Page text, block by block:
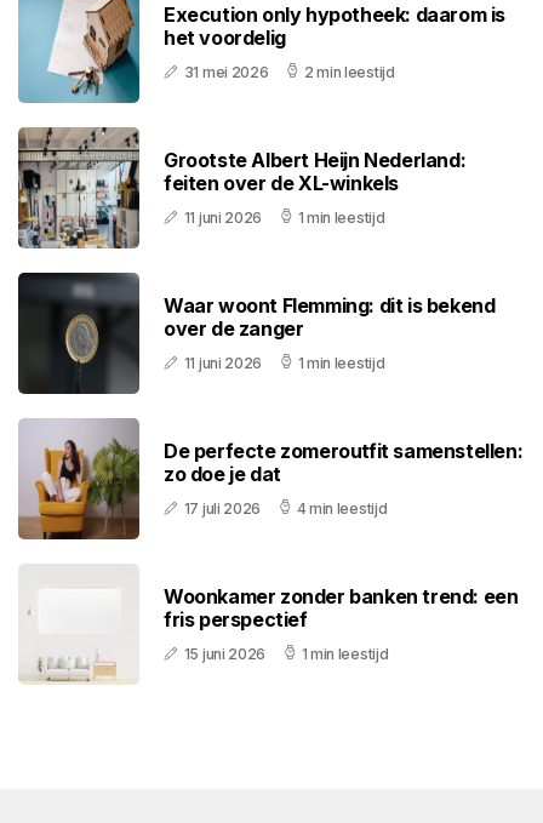
Execution only hypotheek: daarom is
het voordelig
31 mei 2026 2 min leestijd
Grootste Albert Heijn Nederland:
feiten over de XL-winkels
11 juni 2026 1 min leestijd
Waar woont Flemming: dit is bekend
over de zanger
11 juni 2026 1 min leestijd
De perfecte zomeroutfit samenstellen:
zo doe je dat
17 juli 2026 4 min leestijd
Woonkamer zonder banken trend: een
fris perspectief
15 juni 2026 1 min leestijd